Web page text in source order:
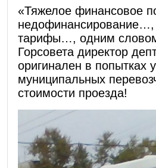
Кто «кошмарит» омскую
экологию?!
Ежегодно пятого июня
отмечается Всемирный день
окружающей среды или, как
принято называть его, День
эколога. В мире его празднуют
Читать далее
«Тяжелое финансовое
тарифы…, одним
Горсовета директор
оригинален в попытках
муниципальных
стоимости проезда!